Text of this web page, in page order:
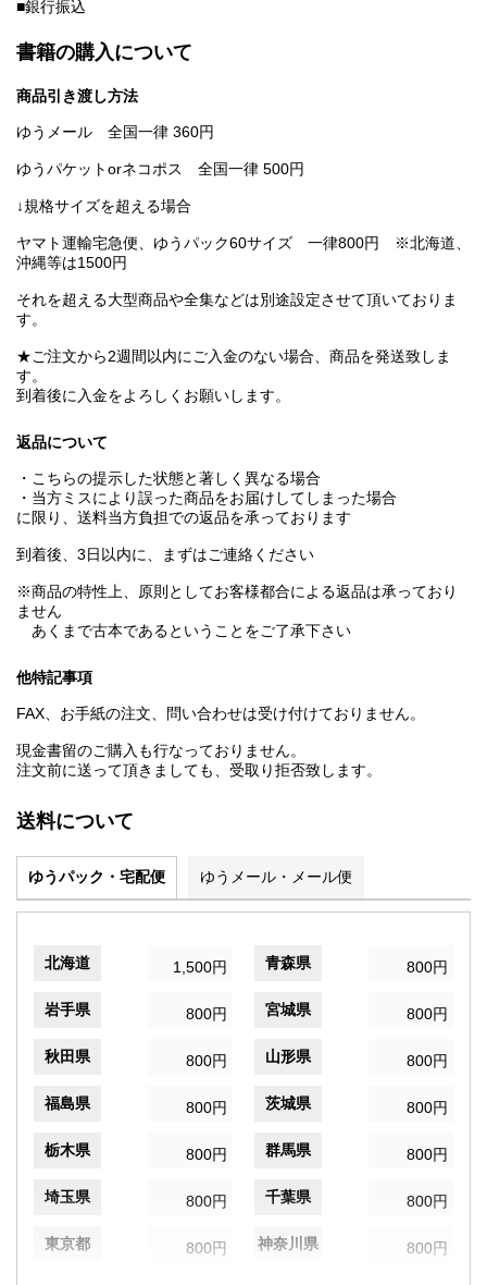
■銀行振込
書籍の購入について
商品引き渡し方法
ゆうメール 全国一律 360円
ゆうパケットorネコポス 全国一律 500円
↓規格サイズを超える場合
ヤマト運輸宅急便、ゆうパック60サイズ 一律800円 ※北海道、
沖縄等は1500円
それを超える大型商品や全集などは別途設定させて頂いておりま
す。
★ご注文から2週間以内にご入金のない場合、商品を発送致しま
す。
到着後に入金をよろしくお願いします。
返品について
・こちらの提示した状態と著しく異なる場合
・当方ミスにより誤った商品をお届けしてしまった場合
に限り、送料当方負担での返品を承っております
到着後、3日以内に、まずはご連絡ください
※商品の特性上、原則としてお客様都合による返品は承っており
ません
あくまで古本であるということをご了承下さい
他特記事項
FAX、お手紙の注文、問い合わせは受け付けておりません。
現金書留のご購入も行なっておりません。
注文前に送って頂きましても、受取り拒否致します。
送料について
ゆうパック・宅配便 ゆうメール・メール便
北海道 1,500円 青森県 800円
岩手県 800円 宮城県 800円
秋田県 800円 山形県 800円
福島県 800円 茨城県 800円
栃木県 800円 群馬県 800円
埼玉県 800円 千葉県 800円
東京都 800円 神奈川県 800円